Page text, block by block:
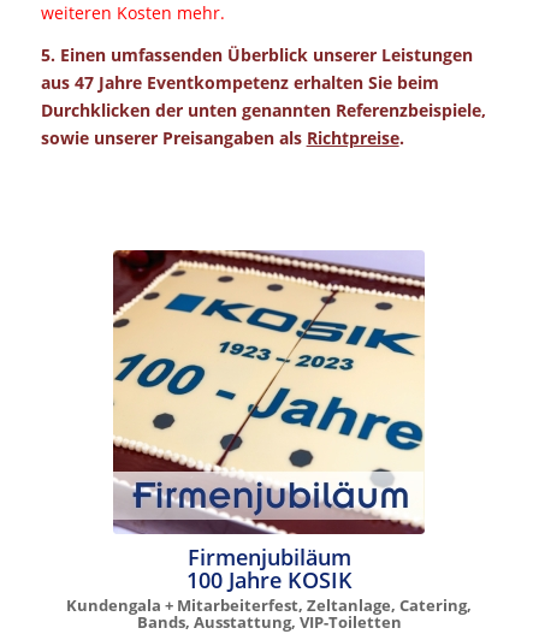
weiteren Kosten mehr.
5. Einen umfassenden Überblick unserer Leistungen
aus 47 Jahre Eventkompetenz erhalten Sie beim
Durchklicken der unten genannten Referenzbeispiele,
sowie unserer Preisangaben als Richtpreise.
Firmenjubiläum
100 Jahre KOSIK
Kundengala + Mitarbeiterfest, Zeltanlage, Catering,
Bands, Ausstattung, VIP-Toiletten